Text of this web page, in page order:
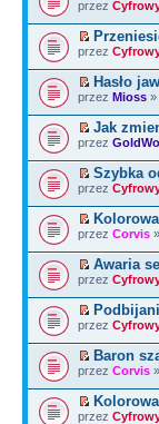
przez
przez
Hasło
przez Mioss »
Jak
przez
Szybka
przez
przez Corvis
Awaria
przez
przez
Baron
przez Corvis
przez